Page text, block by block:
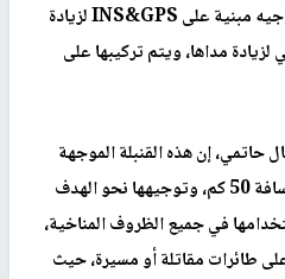
مبنية علىINS&GPSلزيادة
مداها، ويتم تركيبها على
إن هذه القنبلة الموجهة
بعيدة المدى، يمكن إطلاقها من مسافة 50 كم، وتوجيهها نحو الهدف
في جميع الظروف المناخية،
طائرات مقاتلة أو مسيرة، حيث